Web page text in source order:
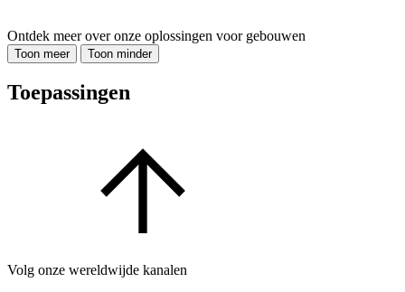
Ontdek meer over onze oplossingen voor gebouwen
Toon meer Toon minder
Toepassingen
Volg onze wereldwijde kanalen